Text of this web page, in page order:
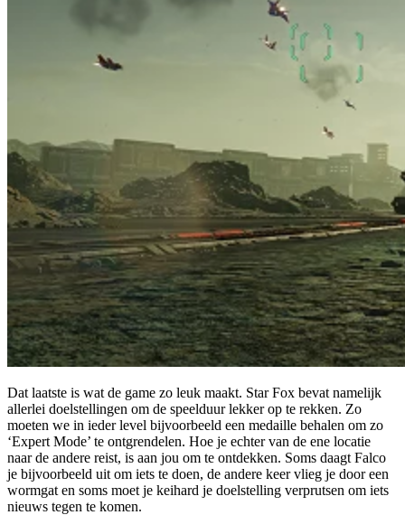
Dat laatste is wat de game zo leuk maakt. Star Fox bevat namelijk
allerlei doelstellingen om de speelduur lekker op te rekken. Zo
moeten we in ieder level bijvoorbeeld een medaille behalen om zo
‘Expert Mode’ te ontgrendelen. Hoe je echter van de ene locatie
naar de andere reist, is aan jou om te ontdekken. Soms daagt Falco
je bijvoorbeeld uit om iets te doen, de andere keer vlieg je door een
wormgat en soms moet je keihard je doelstelling verprutsen om iets
nieuws tegen te komen.